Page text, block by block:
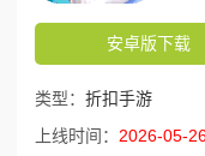
安卓版下载
类型： 折扣手游
上线时间： 2026-05-